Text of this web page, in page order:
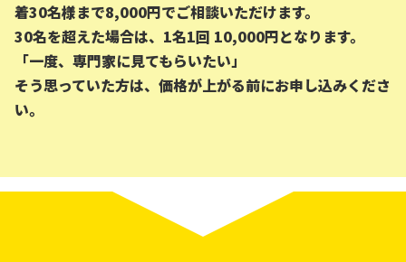
着30名様まで8,000円でご相談いただけます。
30名を超えた場合は、 1名1回 10,000円となります。
「一度、専門家に見てもらいたい」
そう思っていた方は、価格が上がる前にお申し込みくださ
い。